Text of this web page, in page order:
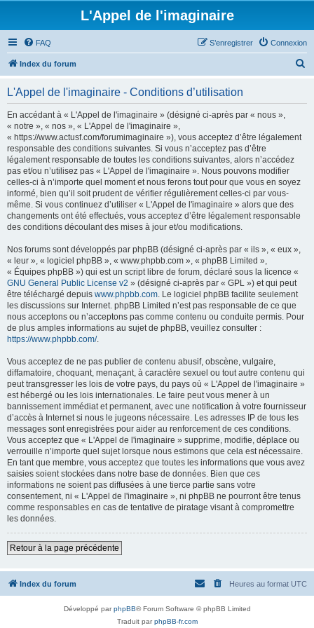
L'Appel de l'imaginaire
FAQ Connexion
S’enregistrer
Index du forum
L'Appel de l'imaginaire - Conditions d’utilisation
En accédant à « L'Appel de l'imaginaire » (désigné ci-après par « nous »,
« notre », « nos », « L'Appel de l'imaginaire »,
« https://www.actusf.com/forumimaginaire »), vous acceptez d’être légalement
responsable des conditions suivantes. Si vous n’acceptez pas d’être
légalement responsable de toutes les conditions suivantes, alors n’accédez
pas et/ou n’utilisez pas « L'Appel de l'imaginaire ». Nous pouvons modifier
celles-ci à n’importe quel moment et nous ferons tout pour que vous en soyez
informé, bien qu’il soit prudent de vérifier régulièrement celles-ci par vous-
même. Si vous continuez d’utiliser « L'Appel de l'imaginaire » alors que des
changements ont été effectués, vous acceptez d’être légalement responsable
des conditions découlant des mises à jour et/ou modifications.
Nos forums sont développés par phpBB (désigné ci-après par « ils », « eux »,
« leur », « logiciel phpBB », « www.phpbb.com », « phpBB Limited »,
« Équipes phpBB ») qui est un script libre de forum, déclaré sous la licence «
GNU General Public License v2 » (désigné ci-après par « GPL ») et qui peut
être téléchargé depuis www.phpbb.com. Le logiciel phpBB facilite seulement
les discussions sur Internet. phpBB Limited n’est pas responsable de ce que
nous acceptons ou n’acceptons pas comme contenu ou conduite permis. Pour
de plus amples informations au sujet de phpBB, veuillez consulter :
https://www.phpbb.com/.
Vous acceptez de ne pas publier de contenu abusif, obscène, vulgaire,
diffamatoire, choquant, menaçant, à caractère sexuel ou tout autre contenu qui
peut transgresser les lois de votre pays, du pays où « L'Appel de l'imaginaire »
est hébergé ou les lois internationales. Le faire peut vous mener à un
bannissement immédiat et permanent, avec une notification à votre fournisseur
d’accès à Internet si nous le jugeons nécessaire. Les adresses IP de tous les
messages sont enregistrées pour aider au renforcement de ces conditions.
Vous acceptez que « L'Appel de l'imaginaire » supprime, modifie, déplace ou
verrouille n’importe quel sujet lorsque nous estimons que cela est nécessaire.
En tant que membre, vous acceptez que toutes les informations que vous avez
saisies soient stockées dans notre base de données. Bien que ces
informations ne soient pas diffusées à une tierce partie sans votre
consentement, ni « L'Appel de l'imaginaire », ni phpBB ne pourront être tenus
comme responsables en cas de tentative de piratage visant à compromettre
les données.
Retour à la page précédente
Index du forum Heures au format UTC
Développé parphpBB® Forum Software © phpBB Limited
Traduit parphpBB-fr.com